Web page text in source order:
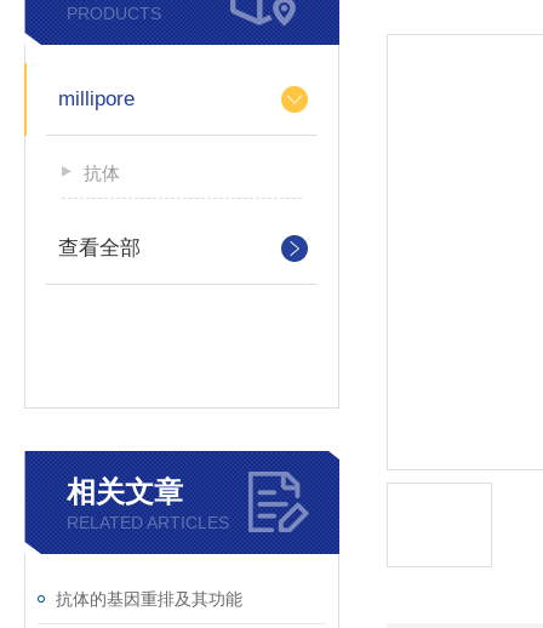
PRODUCTS
millipore
抗体
查看全部
相关文章
RELATED ARTICLES
抗体的基因重排及其功能